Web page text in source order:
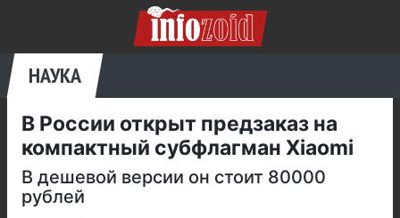
НАУКА
В России открыт предзаказ на
компактный субфлагман Xiaomi
В дешевой версии он стоит 80000
рублей